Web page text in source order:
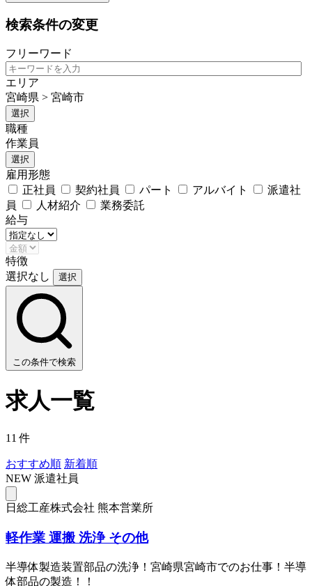
検索条件の変更
フリーワード
エリア
宮崎県 > 宮崎市
選択
職種
作業員
選択
雇用形態
正社員
契約社員 パート アルバイト
派遣社
員
人材紹介
業務委託
給与
特徴
選択なし
選択
この条件で検索
求人一覧
11 件
おすすめ順 新着順
NEW 派遣社員
日総工産株式会社 熊本営業所
軽作業 運搬 洗浄 その他
半導体製造装置部品の洗浄！宮崎県宮崎市でのお仕事！半導
体部品の製造！！